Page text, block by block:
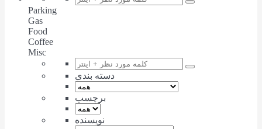
Parking
Gas
Food
Coffee
Misc
دسته بندی
برچسب
نویسنده